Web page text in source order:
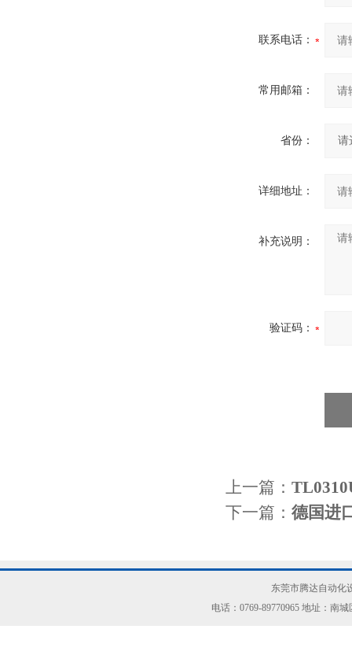
联系电话：
常用邮箱：
省份：
详细地址：
补充说明：
验证码：
上一篇：
下一篇： 德国进
东莞市腾达自动化
电话：0769-89770965 地址：南